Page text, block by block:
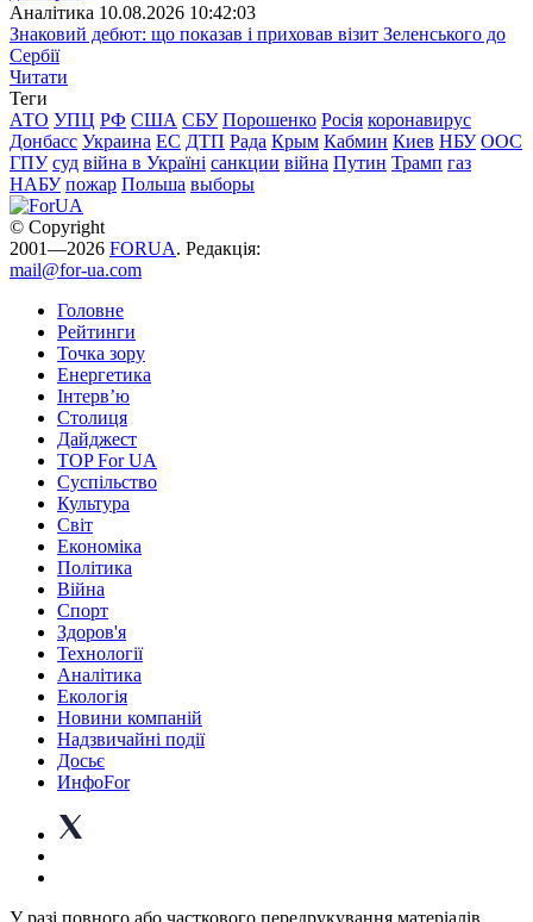
Аналітика 10.08.2026 10:42:03
Знаковий дебют: що показав і приховав візит Зеленського до
Сербії
Читати
Теги
АТО УПЦ РФ США СБУ Порошенко Росія коронавирус
Донбасс Украина ЕС ДТП Рада Крым Кабмин Киев НБУ ООС
ГПУ суд війна в Україні санкции війна Путин Трамп газ
НАБУ пожар Польша выборы
© Copyright
2001—2026 FORUA. Редакція:
mail@for-ua.com
Головне
Рейтинги
Точка зору
Енергетика
Інтерв’ю
Столиця
Дайджест
TOP For UA
Суспiльство
Культура
Світ
Економіка
Політика
Війна
Спорт
Здоров'я
Технології
Аналітика
Екологія
Новини компаній
Надзвичайні події
Досьє
ИнфоFor
У разі повного або часткового передрукування матеріалів